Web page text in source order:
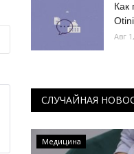
Как
Авг
СЛУЧАЙНАЯ
Медицина